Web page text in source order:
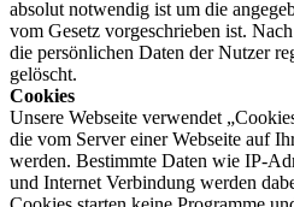
absolut notwendig ist um die
vom Gesetz vorgeschrieben ist.
die persönlichen Daten der Nutzer
gelöscht.
Cookies
Unsere Webseite verwendet
die vom Server einer Webseite auf
werden. Bestimmte Daten wie IP-
und Internet Verbindung werden